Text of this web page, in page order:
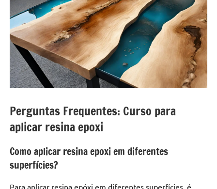
Perguntas Frequentes: Curso para
aplicar resina epoxi
Como aplicar resina epoxi em diferentes
superfícies?
Para aplicar resina epóxi em diferentes superfícies, é